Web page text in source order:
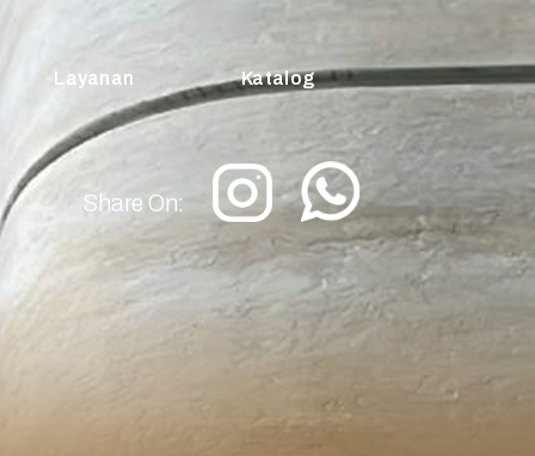
Layanan Katalog
Share On: